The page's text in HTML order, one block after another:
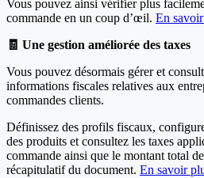
Vous pouvez ainsi vérifier plus
commande en un coup d’œil. En
🧾 Une gestion améliorée des taxes
Vous pouvez désormais gérer et
informations fiscales relatives aux
commandes clients.
Définissez des profils fiscaux,
des produits et consultez les taxes
commande ainsi que le montant total
récapitulatif du document. En savoir